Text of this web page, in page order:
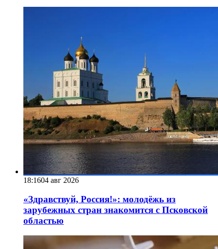
18:1604 авг 2026
«Здравствуй, Россия!»: молодёжь из
зарубежных стран знакомится с Псковской
областью